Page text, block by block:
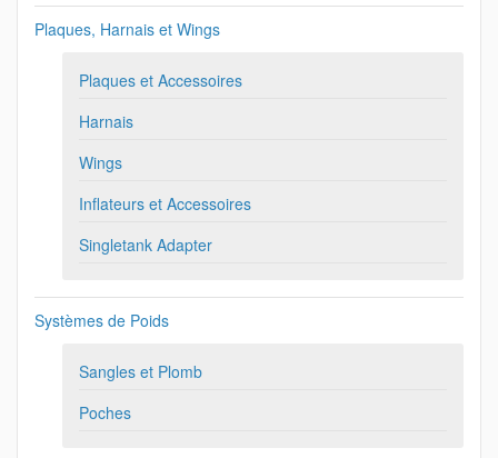
Plaques, Harnais et Wings
Plaques et Accessoires
Harnais
Wings
Inflateurs et Accessoires
Singletank Adapter
Systèmes de Poids
Sangles et Plomb
Poches